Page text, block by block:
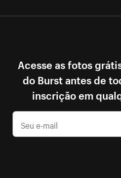
Acesse as fotos
do Burst antes de
inscrição em